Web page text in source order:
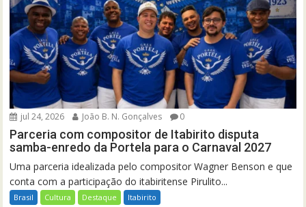
jul 24, 2026 João B. N. Gonçalves 0
Parceria com compositor de Itabirito disputa
samba-enredo da Portela para o Carnaval 2027
Uma parceria idealizada pelo compositor Wagner Benson e que
conta com a participação do itabiritense Pirulito...
Brasil Cultura Destaque Itabirito